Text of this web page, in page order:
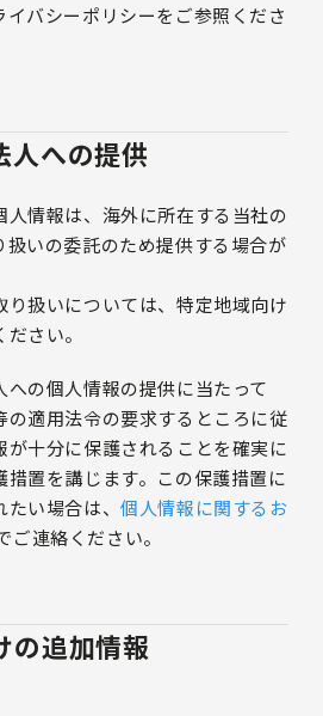
バシーポリシーをご参照くださ
人への提供
人情報は、海外に所在する当社の
扱いの委託のため提供する場合が
り扱いについては、特定地域向け
さい。
への個人情報の提供に当たって
の適用法令の要求するところに従
が十分に保護されることを確実に
措置を講じます。この保護措置に
たい場合は、個人情報に関するお
ご連絡ください。
の追加情報